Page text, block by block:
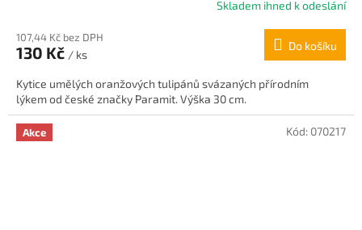
produktu
je
z
5
hvězdiček.
Skladem ihned k odeslání
107,44 Kč bez DPH
130 Kč / ks
Do košíku
Kytice umělých oranžových tulipánů svázaných přírodním
lýkem od české značky Paramit. Výška 30 cm.
Akce Kód: 070217